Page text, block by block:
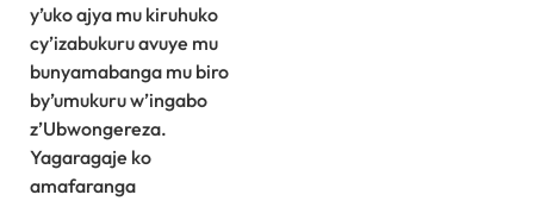
y’uko ajya mu kiruhuko
cy’izabukuru avuye mu
bunyamabanga mu biro
by’umukuru w’ingabo
z’Ubwongereza.
Yagaragaje ko
amafaranga